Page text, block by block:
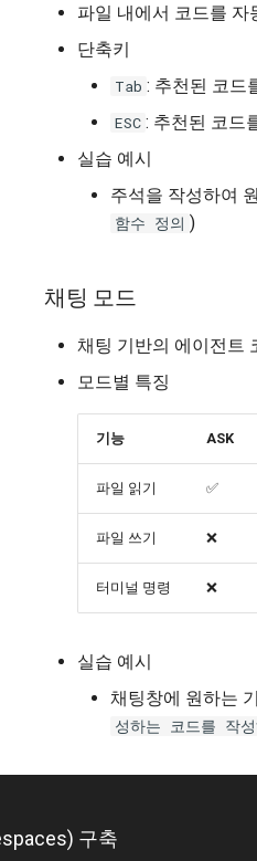
파일 내에서 코드를 자
단축키
Tab : 추천된 코드
ESC : 추천된 코드
실습 예시
주석을 작성하여
함수 정의 )
채팅 모드
채팅 기반의 에이전트
모드별 특징
기능 ASK
파일 읽기 ✅
파일 쓰기 ❌
터미널 명령 ❌
실습 예시
채팅창에 원하는
성하는 코드를 작성
구축